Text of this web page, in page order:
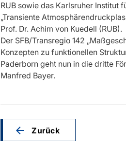
RUB sowie das Karlsruher Institut
„Transiente
Prof. Dr. Achim von Kuedell (RUB).
Der SFB/Transregio 142
Konzepten zu funktionellen
Paderborn geht nun in die dritte
Manfred Bayer.
Zurück